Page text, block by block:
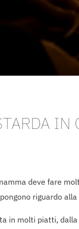
IN
deve fare
riguardo
in molti piatti,